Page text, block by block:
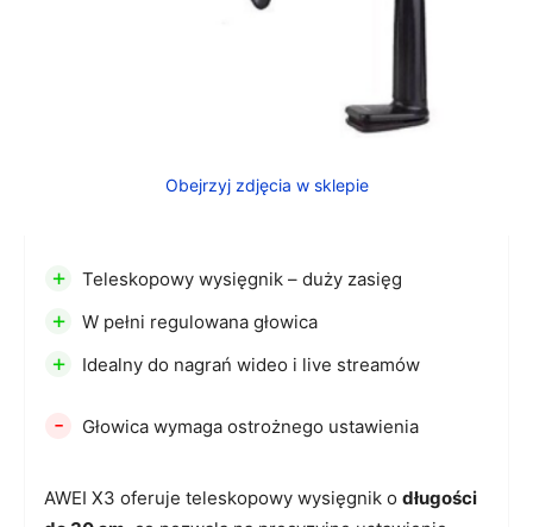
Obejrzyj zdjęcia w sklepie
AWEI X3 oferuje teleskopowy wysięgnik o długości
+ Teleskopowy wysięgnik – duży zasięg
+ W pełni regulowana głowica
+ Idealny do nagrań wideo i live streamów
- Głowica wymaga ostrożnego ustawienia